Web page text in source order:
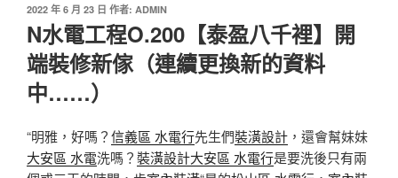
發
佈
於
2022 年 6 月 23 日 作者: ADMIN
N水電工程O.200【泰盈八千裡】開
端裝修新傢（連續更換新的資料
中……）
“明雅，好嗎？信義區 水電行先生們裝潢設計 ，還會幫妹妹
大安區 水電洗嗎？裝潢設計大安區 水電行是要洗後只有兩